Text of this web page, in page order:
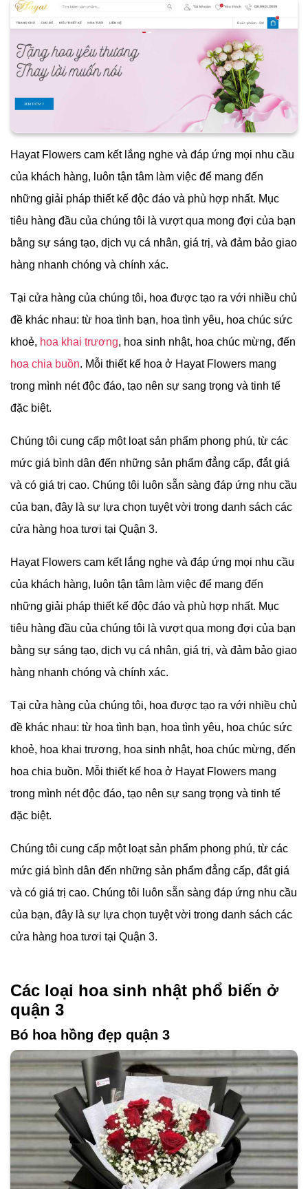
Hayat Flowers cam kết lắng nghe và đáp ứng mọi nhu cầu
của khách hàng, luôn tận tâm làm việc để mang đến
những giải pháp thiết kế độc đáo và phù hợp nhất. Mục
tiêu hàng đầu của chúng tôi là vượt qua mong đợi của bạn
bằng sự sáng tạo, dịch vụ cá nhân, giá trị, và đảm bảo giao
hàng nhanh chóng và chính xác.
Tại cửa hàng của chúng tôi, hoa được tạo ra với nhiều chủ
đề khác nhau: từ hoa tình bạn, hoa tình yêu, hoa chúc sức
khoẻ, hoa khai trương, hoa sinh nhật, hoa chúc mừng, đến
hoa chia buồn. Mỗi thiết kế hoa ở Hayat Flowers mang
trong mình nét độc đáo, tạo nên sự sang trọng và tinh tế
đặc biệt.
Chúng tôi cung cấp một loạt sản phẩm phong phú, từ các
mức giá bình dân đến những sản phẩm đẳng cấp, đắt giá
và có giá trị cao. Chúng tôi luôn sẵn sàng đáp ứng nhu cầu
của bạn, đây là sự lựa chọn tuyệt vời trong danh sách các
cửa hàng hoa tươi tại Quận 3.
Hayat Flowers cam kết lắng nghe và đáp ứng mọi nhu cầu
của khách hàng, luôn tận tâm làm việc để mang đến
những giải pháp thiết kế độc đáo và phù hợp nhất. Mục
tiêu hàng đầu của chúng tôi là vượt qua mong đợi của bạn
bằng sự sáng tạo, dịch vụ cá nhân, giá trị, và đảm bảo giao
hàng nhanh chóng và chính xác.
Tại cửa hàng của chúng tôi, hoa được tạo ra với nhiều chủ
đề khác nhau: từ hoa tình bạn, hoa tình yêu, hoa chúc sức
khoẻ, hoa khai trương, hoa sinh nhật, hoa chúc mừng, đến
hoa chia buồn. Mỗi thiết kế hoa ở Hayat Flowers mang
trong mình nét độc đáo, tạo nên sự sang trọng và tinh tế
đặc biệt.
Chúng tôi cung cấp một loạt sản phẩm phong phú, từ các
mức giá bình dân đến những sản phẩm đẳng cấp, đắt giá
và có giá trị cao. Chúng tôi luôn sẵn sàng đáp ứng nhu cầu
của bạn, đây là sự lựa chọn tuyệt vời trong danh sách các
cửa hàng hoa tươi tại Quận 3.
Các loại hoa sinh nhật phổ biến ở
quận 3
Bó hoa hồng đẹp quận 3